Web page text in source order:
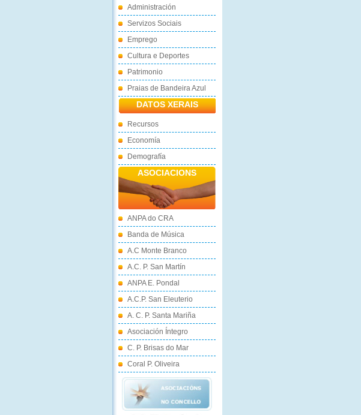
Administración
Servizos Sociais
Emprego
Cultura e Deportes
Patrimonio
Praias de Bandeira Azul
DATOS XERAIS
Recursos
Economía
Demografía
ASOCIACIONS
ANPA do CRA
Banda de Música
A.C Monte Branco
A.C. P. San Martín
ANPA E. Pondal
A.C.P. San Eleuterio
A. C. P. Santa Mariña
Asociación Íntegro
C. P. Brisas do Mar
Coral P. Oliveira